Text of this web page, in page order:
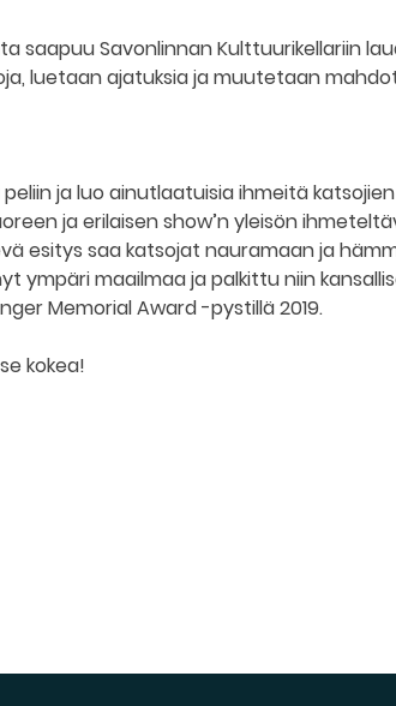
saapuu Savonlinnan Kulttuurikellariin
luetaan ajatuksia ja muutetaan
ja luo ainutlaatuisia ihmeitä
ja erilaisen show’n yleisön
esitys saa katsojat nauramaan ja
ympäri maailmaa ja palkittu niin
Memorial Award -pystillä 2019.
kokea!